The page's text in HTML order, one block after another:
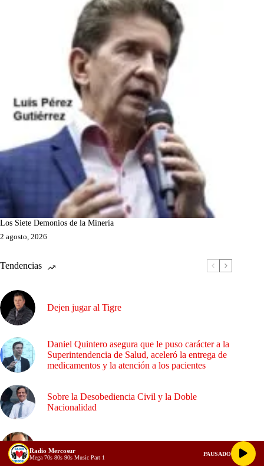
Los Siete Demonios de la Minería
2 agosto, 2026
Tendencias
Dejen jugar al Tigre
Daniel Quintero asegura que le puso carácter a la
Superintendencia de Salud, aceleró la entrega de
medicamentos y la atención a los pacientes
Sobre la Desobediencia Civil y la Doble
Nacionalidad
¿Empalme o confrontación?
Radio Mercosur
Mega 70s 80s 90s Music Part 1
PAUSADO